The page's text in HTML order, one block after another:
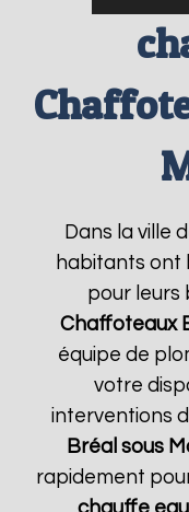
Dans la ville
habitants ont
pour leurs
Chaffoteaux
équipe de
votre
interventions
Bréal sous
rapidement